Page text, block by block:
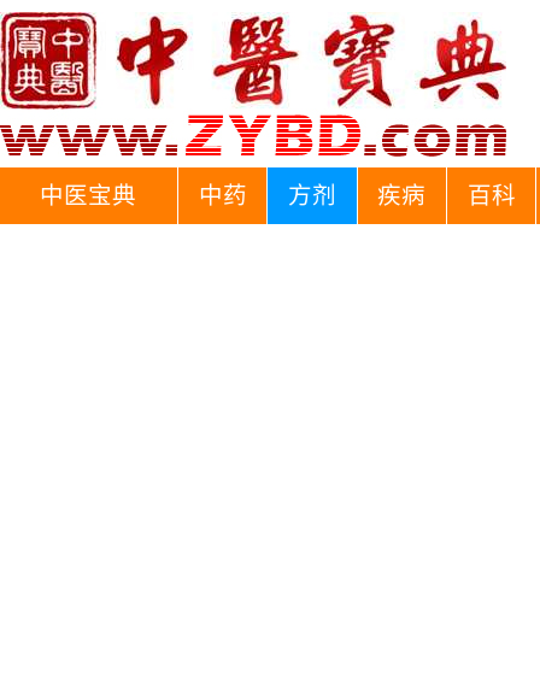
中医宝典 中药 方剂 疾病 百科